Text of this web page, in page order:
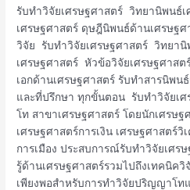
รับทำวิจัยเศรษฐศาสตร์ วิทยานิพนธ์
เศรษฐศาสตร์ ดุษฎีนิพนธ์ด้านเศรษฐ
วิจัย รับทำวิจัยเศรษฐศาสตร์ วิทยา
เศรษฐศาสตร์ หัวข้อวิจัยเศรษฐศาส
เอกด้านเศรษฐศาสตร์ รับทำสารนิพน
และที่ปรึกษา ทุกขั้นตอน รับทำวิจัยเ
โท สาขาเศรษฐศาสตร์ โดยนักเศรษ
เศรษฐศาสตร์การเงิน เศรษฐศาสตร์วิ
การเมือง ประสบการณ์รับทำวิจัยเศร
รู้ด้านเศรษฐศาสตร์รวมไปถึงเทคนิค
เพียงพอสำหรับการทำวิจัยปริญญาโ
เศรษฐศาสตร์